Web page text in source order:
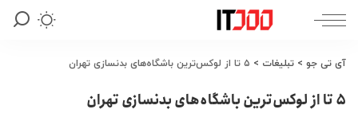
آی تی جو > تبلیغات > ۵ تا از لوکس‌ترین باشگاه‌های بدنسازی تهران
۵ تا از لوکس‌ترین باشگاه‌های بدنسازی تهران